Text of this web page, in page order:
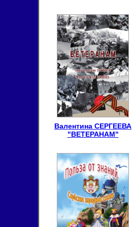
Валентина СЕРГЕЕВА
"ВЕТЕРАНАМ"